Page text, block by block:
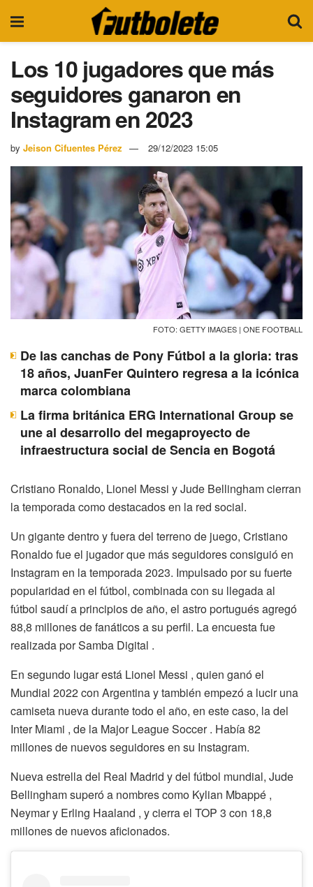
Los 10 jugadores que más
seguidores ganaron en
Instagram en 2023
by Jeison Cifuentes Pérez 29/12/2023 15:05
FOTO: GETTY IMAGES | ONE FOOTBALL
De las canchas de Pony Fútbol a la gloria: tras
18 años, JuanFer Quintero regresa a la icónica
marca colombiana
La firma británica ERG International Group se
une al desarrollo del megaproyecto de
infraestructura social de Sencia en Bogotá
Cristiano Ronaldo, Lionel Messi y Jude Bellingham cierran
la temporada como destacados en la red social.
Un gigante dentro y fuera del terreno de juego, Cristiano
Ronaldo fue el jugador que más seguidores consiguió en
Instagram en la temporada 2023. Impulsado por su fuerte
popularidad en el fútbol, ​​combinada con su llegada al
fútbol saudí a principios de año, el astro portugués agregó
88,8 millones de fanáticos a su perfil. La encuesta fue
realizada por Samba Digital .
En segundo lugar está Lionel Messi , quien ganó el
Mundial 2022 con Argentina y también empezó a lucir una
camiseta nueva durante todo el año, en este caso, la del
Inter Miami , de la Major League Soccer . Había 82
millones de nuevos seguidores en su Instagram.
Nueva estrella del Real Madrid y del fútbol mundial, Jude
Bellingham superó a nombres como Kylian Mbappé ,
Neymar y Erling Haaland , y cierra el TOP 3 con 18,8
millones de nuevos aficionados.